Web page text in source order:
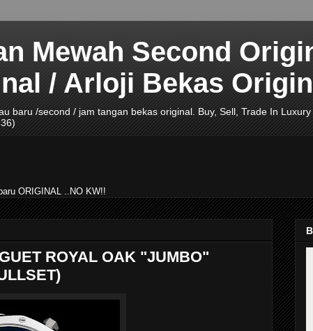
Mewah Second
/ Arloji Bekas
baru /second / jam tangan bekas original. Buy, Sell, Trade In
ORIGINAL ..NO KW!!
ROYAL OAK "JUMBO"